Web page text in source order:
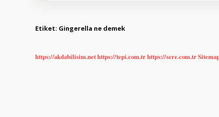
Etiket: Gingerella ne demek
https://akdabilisim.nethttps://tepi.com.trhttps://sere.com.tr